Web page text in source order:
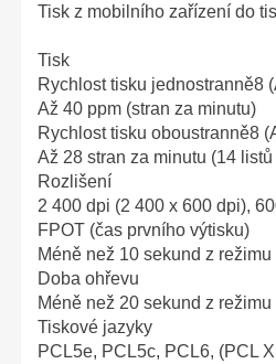
Tisk z mobilního zařízení do
Tisk
Rychlost tisku jednostranně8
Až 40 ppm (stran za minutu)
Rychlost tisku oboustranně8
Až 28 stran za minutu (14
Rozlišení
2 400 dpi (2 400 x 600 dpi),
FPOT (čas prvního výtisku)
Méně než 10 sekund z
Doba ohřevu
Méně než 20 sekund z režimu
Tiskové jazyky
PCL5e, PCL5c, PCL6, (PCL